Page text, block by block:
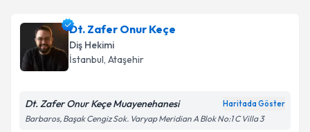
Dt. Zafer Onur Keçe
Diş Hekimi
İstanbul, Ataşehir
Dt. Zafer Onur Keçe Muayenehanesi Haritada Göster
Barbaros, Başak Cengiz Sok. Varyap Meridian A Blok No:1 C Villa 3